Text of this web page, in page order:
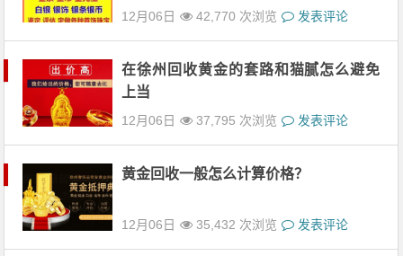
12月06日 42,770 次浏览 发表评论
在徐州回收黄金的套路和猫腻怎么避免
上当
12月06日 37,795 次浏览 发表评论
黄金回收一般怎么计算价格？
12月06日 35,432 次浏览 发表评论